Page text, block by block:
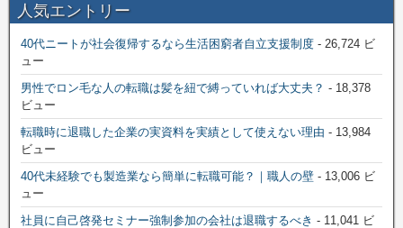
人気エントリー
40代ニートが社会復帰するなら生活困窮者自立支援制度 - 26,724 ビ
ュー
男性でロン毛な人の転職は髪を紐で縛っていれば大丈夫？ - 18,378
ビュー
転職時に退職した企業の実資料を実績として使えない理由 - 13,984
ビュー
40代未経験でも製造業なら簡単に転職可能？｜職人の壁 - 13,006 ビ
ュー
社員に自己啓発セミナー強制参加の会社は退職するべき - 11,041 ビ